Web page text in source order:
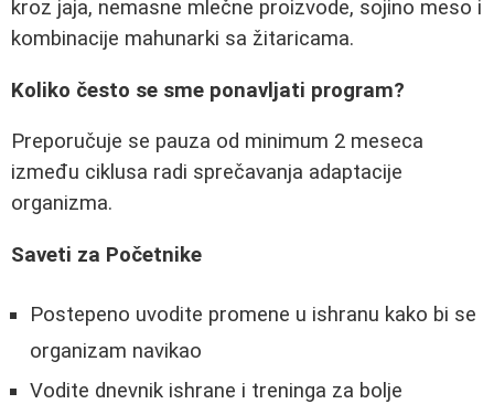
kroz jaja, nemasne mlečne proizvode, sojino meso i
kombinacije mahunarki sa žitaricama.
Koliko često se sme ponavljati program?
Preporučuje se pauza od minimum 2 meseca
između ciklusa radi sprečavanja adaptacije
organizma.
Saveti za Početnike
Postepeno uvodite promene u ishranu kako bi se
organizam navikao
Vodite dnevnik ishrane i treninga za bolje